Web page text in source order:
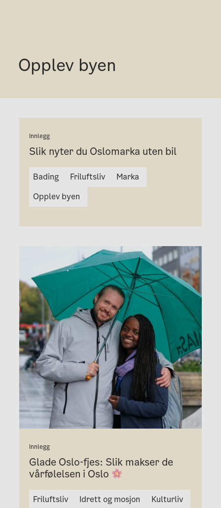
Opplev byen
Innlegg
Slik nyter du Oslomarka uten bil
Bading Friluftsliv
Marka
Opplev byen
Innlegg
Glade Oslo-fjes: Slik makser de
vårfølelsen i Oslo
Friluftsliv Idrett og mosjon
Kulturliv